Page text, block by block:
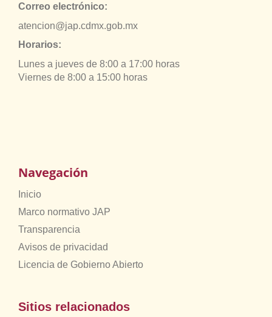
Correo electrónico:
atencion@jap.cdmx.gob.mx
Horarios:
Lunes a jueves de 8:00 a 17:00 horas
Viernes de 8:00 a 15:00 horas
Navegación
Inicio
Marco normativo JAP
Transparencia
Avisos de privacidad
Licencia de Gobierno Abierto
Sitios relacionados